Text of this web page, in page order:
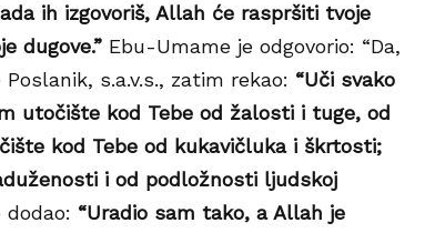
ih izgovoriš, Allah će raspršiti tvoje
dugove.” Ebu-Umame je odgovorio: “Da,
s.a.v.s., zatim rekao: “Uči svako
utočište kod Tebe od žalosti i tuge, od
kod Tebe od kukavičluka i škrtosti;
i od podložnosti ljudskoj
“Uradio sam tako, a Allah je